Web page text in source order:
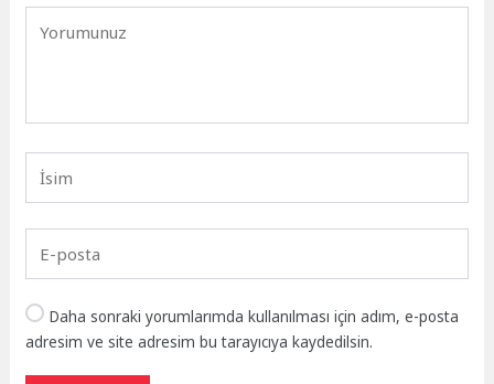
Daha sonraki yorumlarımda kullanılması için adım, e-posta
adresim ve site adresim bu tarayıcıya kaydedilsin.